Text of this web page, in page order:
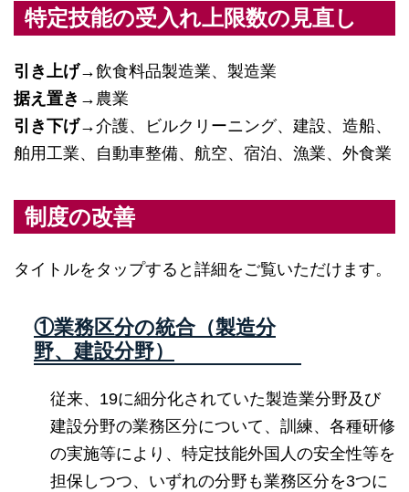
特定技能の受入れ上限数の見直し
引き上げ→飲食料品製造業、製造業
据え置き →農業
引き下げ→介護、ビルクリーニング、建設、造船、
舶用工業、自動車整備、航空、宿泊、漁業、外食業
制度の改善
タイトルをタップすると詳細をご覧いただけます。
①業務区分の統合（製造分
野、建設分野）
従来、19に細分化されていた製造業分野及び
建設分野の業務区分について、訓練、各種研修
の実施等により、特定技能外国人の安全性等を
担保しつつ、いずれの分野も業務区分を3つに